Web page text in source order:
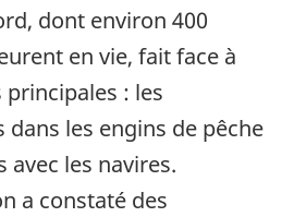
dont environ 400
en vie, fait face à
: les
les engins de pêche
avec les navires.
a constaté des